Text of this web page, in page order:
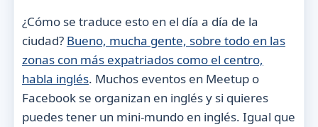
¿Cómo se traduce esto en el día a día de la
ciudad? Bueno, mucha gente, sobre todo en las
zonas con más expatriados como el centro,
habla inglés. Muchos eventos en Meetup o
Facebook se organizan en inglés y si quieres
puedes tener un mini-mundo en inglés. Igual que